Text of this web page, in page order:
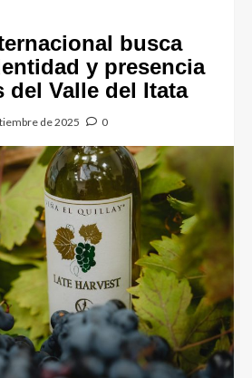
busca
y presencia
del Valle del Itata
de 2025 0